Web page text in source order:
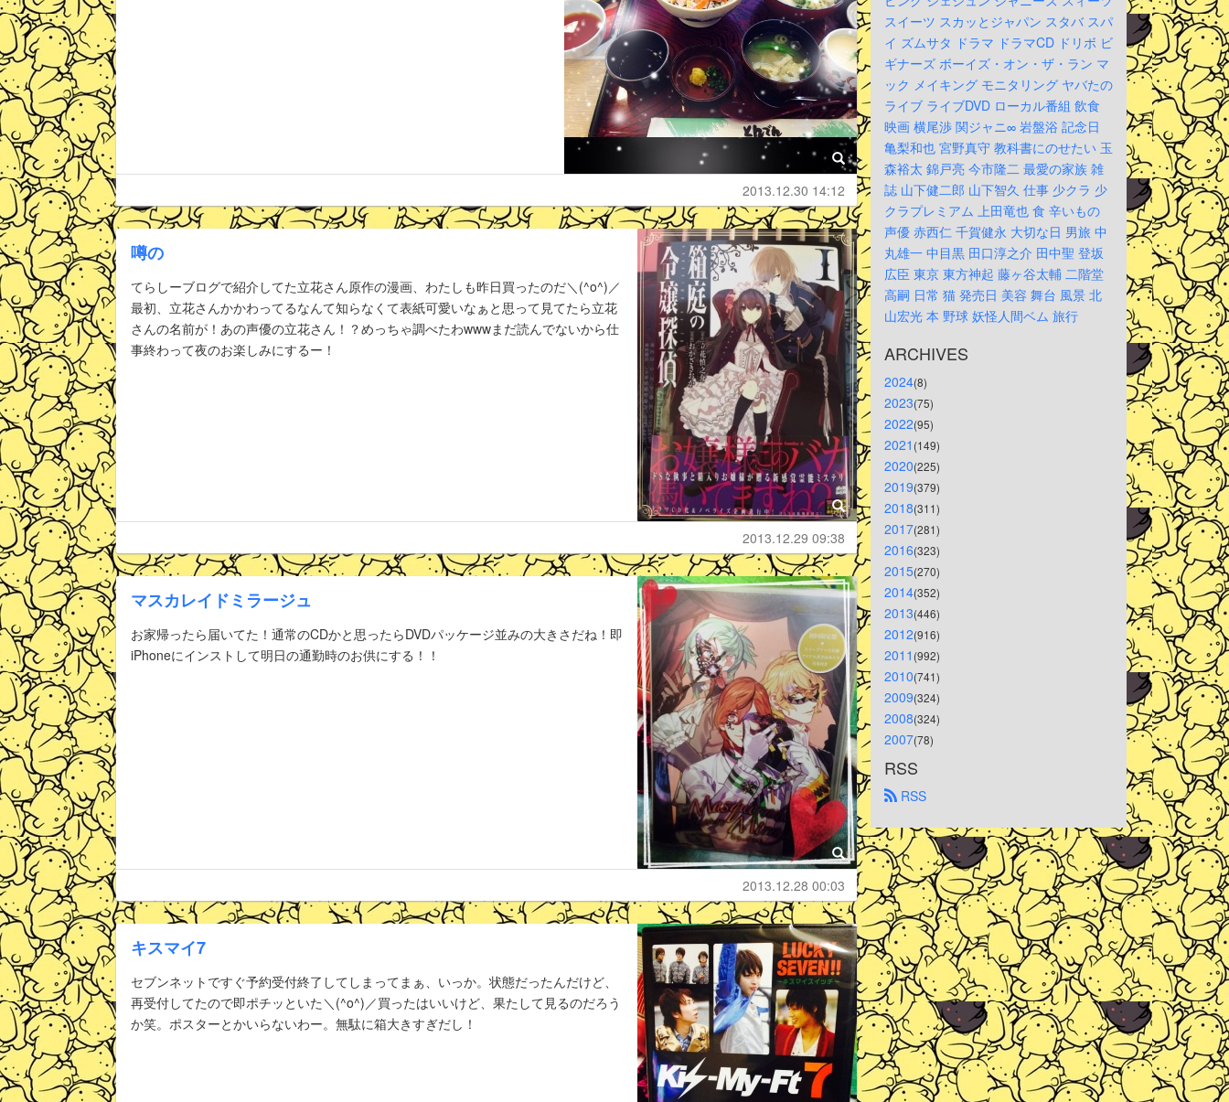
2013.12.30 14:12
噂の
てらしーブログで紹介してた立花さん原作の漫画、わたしも昨日買ったのだ＼(^o^)／
最初、立花さんかかわってるなんて知らなくて表紙可愛いなぁと思って見てたら立花
さんの名前が！あの声優の立花さん！？めっちゃ調べたわwwwまだ読んでないから仕
事終わって夜のお楽しみにするー！
2013.12.29 09:38
マスカレイドミラージュ
お家帰ったら届いてた！通常のCDかと思ったらDVDパッケージ並みの大きさだね！即
iPhoneにインストして明日の通勤時のお供にする！！
2013.12.28 00:03
キスマイ7
セブンネットですぐ予約受付終了してしまってまぁ、いっか。状態だったんだけど、
再受付してたので即ポチッといた＼(^o^)／買ったはいいけど、果たして見るのだろう
か笑。ポスターとかいらないわー。無駄に箱大きすぎだし！
スイーツ スカッとジャパン スタバ スパ
イ ズムサタ ドラマ ドラマCD ドリボ ビ
ギナーズ ボーイズ・オン・ザ・ラン マ
ック メイキング モニタリング ヤバたの
ライブ ライブDVD ローカル番組 飲食
映画 横尾渉 関ジャニ∞ 岩盤浴 記念日
亀梨和也 宮野真守 教科書にのせたい 玉
森裕太 錦戸亮 今市隆二 最愛の家族 雑
誌 山下健二郎 山下智久 仕事 少クラ 少
クラプレミアム 上田竜也 食 辛いもの
声優 赤西仁 千賀健永 大切な日 男旅 中
丸雄一 中目黒 田口淳之介 田中聖 登坂
広臣 東京 東方神起 藤ヶ谷太輔 二階堂
高嗣 日常 猫 発売日 美容 舞台 風景 北
山宏光 本 野球 妖怪人間ベム 旅行
ARCHIVES
2024(8)
2023(75)
2022(95)
2021 (149)
2020(225)
2019(379)
2018(311)
2017(281)
2016(323)
2015(270)
2014(352)
2013(446)
2012(916)
2011 (992)
2010(741)
2009(324)
2008(324)
2007(78)
RSS
RSS